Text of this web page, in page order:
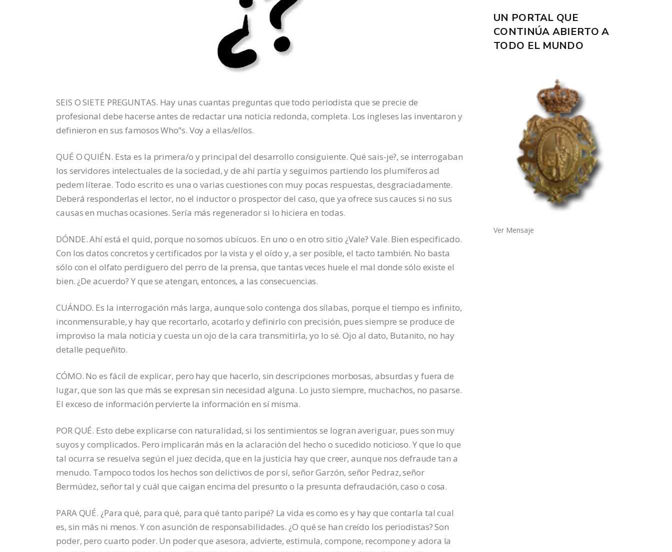
SEIS O SIETE PREGUNTAS. Hay unas cuantas preguntas que todo periodista que se precie de
profesional debe hacerse antes de redactar una noticia redonda, completa. Los ingleses las inventaron y
definieron en sus famosos Who”s. Voy a ellas/ellos.
QUÉ O QUIÉN. Esta es la primera/o y principal del desarrollo consiguiente. Qué sais-je?, se interrogaban
los servidores intelectuales de la sociedad, y de ahí partía y seguimos partiendo los plumíferos ad
pedem líterae. Todo escrito es una o varias cuestiones con muy pocas respuestas, desgraciadamente.
Deberá responderlas el lector, no el inductor o prospector del caso, que ya ofrece sus cauces si no sus
causas en muchas ocasiones. Sería más regenerador si lo hiciera en todas.
DÓNDE. Ahí está el quid, porque no somos ubícuos. En uno o en otro sitio ¿Vale? Vale. Bien especificado.
Con los datos concretos y certificados por la vista y el oído y, a ser posible, el tacto también. No basta
sólo con el olfato perdiguero del perro de la prensa, que tantas veces huele el mal donde sólo existe el
bien. ¿De acuerdo? Y que se atengan, entonces, a las consecuencias.
CUÁNDO. Es la interrogación más larga, aunque solo contenga dos sílabas, porque el tiempo es infinito,
inconmensurable, y hay que recortarlo, acotarlo y definirlo con precisión, pues siempre se produce de
improviso la mala noticia y cuesta un ojo de la cara transmitirla, yo lo sé. Ojo al dato, Butanito, no hay
detalle pequeñito.
CÓMO. No es fácil de explicar, pero hay que hacerlo, sin descripciones morbosas, absurdas y fuera de
lugar, que son las que más se expresan sin necesidad alguna. Lo justo siempre, muchachos, no pasarse.
El exceso de información pervierte la información en sí misma.
POR QUÉ. Esto debe explicarse con naturalidad, si los sentimientos se logran averiguar, pues son muy
suyos y complicados. Pero implicarán más en la aclaración del hecho o sucedido noticioso. Y que lo que
tal ocurra se resuelva según el juez decida, que en la justicia hay que creer, aunque nos defraude tan a
menudo. Tampoco todos los hechos son delictivos de por sí, señor Garzón, señor Pedraz, señor
Bermúdez, señor tal y cuál que caigan encima del presunto o la presunta defraudación, caso o cosa.
PARA QUÉ. ¿Para qué, para qué, para qué tanto paripé? La vida es como es y hay que contarla tal cual
es, sin más ni menos. Y con asunción de responsabilidades. ¿O qué se han creído los periodistas? Son
poder, pero cuarto poder. Un poder que asesora, advierte, estimula, compone, recompone y adora la
UN PORTAL QUE
CONTINÚA ABIERTO A
TODO EL MUNDO
Ver Mensaje